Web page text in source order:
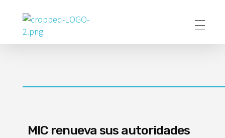
Poder Agropecuario
MIC renueva sus autoridades